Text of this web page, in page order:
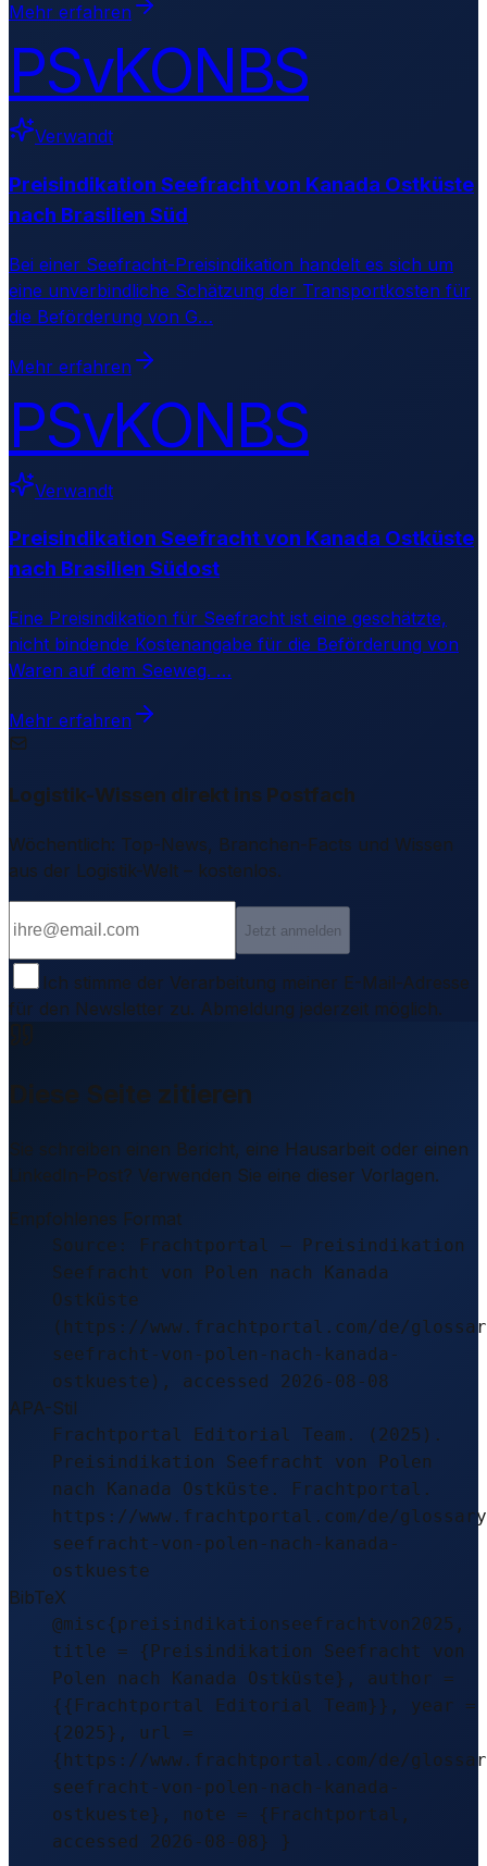
Mehr erfahren
PSvKONBS
Verwandt
Preisindikation Seefracht von Kanada Ostküste
nach Brasilien Süd
Bei einer Seefracht-Preisindikation handelt es sich um
eine unverbindliche Schätzung der Transportkosten für
die Beförderung von G…
Mehr erfahren
PSvKONBS
Verwandt
Preisindikation Seefracht von Kanada Ostküste
nach Brasilien Südost
Eine Preisindikation für Seefracht ist eine geschätzte,
nicht bindende Kostenangabe für die Beförderung von
Waren auf dem Seeweg. …
Mehr erfahren
Logistik-Wissen direkt ins Postfach
Wöchentlich: Top-News, Branchen-Facts und Wissen
aus der Logistik-Welt – kostenlos.
Jetzt anmelden
Ich stimme der Verarbeitung meiner E-Mail-Adresse
für den Newsletter zu. Abmeldung jederzeit möglich.
Diese Seite zitieren
Sie schreiben einen Bericht, eine Hausarbeit oder einen
LinkedIn-Post? Verwenden Sie eine dieser Vorlagen.
Empfohlenes Format
Source: Frachtportal – Preisindikation
Seefracht von Polen nach Kanada
Ostküste
(https://www.frachtportal.com/de/
seefracht-von-polen-nach-kanada-
ostkueste), accessed 2026-08-08
APA-Stil
Frachtportal Editorial Team. (2025).
Preisindikation Seefracht von Polen
nach Kanada Ostküste. Frachtportal.
https://www.frachtportal.com/de/
seefracht-von-polen-nach-kanada-
ostkueste
BibTeX
@misc{preisindikationseefrachtvon2025,
title = {Preisindikation Seefracht von
Polen nach Kanada Ostküste}, author =
{{Frachtportal Editorial Team}}, year =
{2025}, url =
{https://www.frachtportal.com/de/
seefracht-von-polen-nach-kanada-
ostkueste}, note = {Frachtportal,
accessed 2026-08-08} }